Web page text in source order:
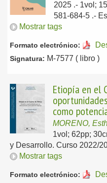
2025 .- 1vol;
581-684-5 .-
Mostrar tags
Formato electrónico:
Signatura: M-7577 ( libro )
Etiopía en el
como
MORENO,
1vol; 62pp;
y Desarrollo. Curso 2022/
Mostrar tags
Formato electrónico: